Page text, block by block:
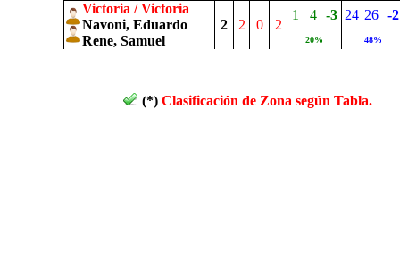
Victoria / Victoria
Navoni, Eduardo
Rene, Samuel
2 2 0 2
1 4 -3 24 26 -2
20% 48%
(*) Clasificación de Zona según Tabla.